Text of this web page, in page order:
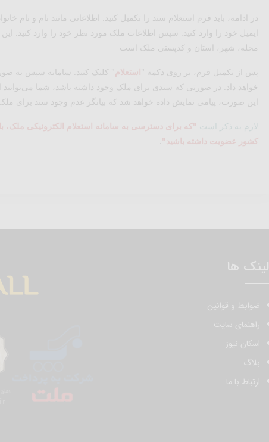
در ادامه، باید فرم استعلام سند را تکمیل کنید. اطلاعاتی مانند نام و نام
ایمیل خود را وارد کنید. سپس اطلاعات ملک مورد نظر خود را وارد کنید.
محله، شهر، استان و کدپستی ملک است
پس از تکمیل فرم، بر روی دکمه "استعلام " کلیک کنید. سامانه سپس به
خواهد داد. در صورتی که سندی برای ملک وجود داشته باشد، شما می‌توانید
این صورت، پیامی نمایش داده خواهد شد که بیانگر عدم وجود سند برای
لازم به ذکر است "که برای دسترسی به سامانه استعلام الکترونیکی ملک،
کشور عضویت داشته باشید"
لینک ها
ضوابط و قوانین
راهنمای سایت
اسکان نیوز
بلاگ
ارتباط با ما